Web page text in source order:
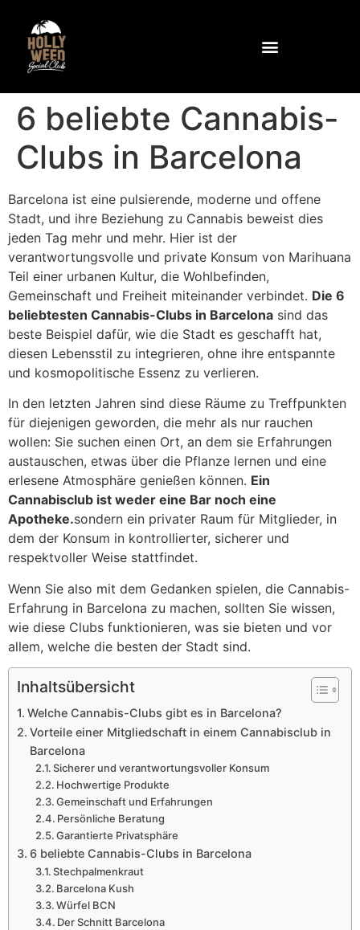
6 beliebte Cannabis-
Clubs in Barcelona
Barcelona ist eine pulsierende, moderne und offene
Stadt, und ihre Beziehung zu Cannabis beweist dies
jeden Tag mehr und mehr. Hier ist der
verantwortungsvolle und private Konsum von Marihuana
Teil einer urbanen Kultur, die Wohlbefinden,
Gemeinschaft und Freiheit miteinander verbindet. Die 6
beliebtesten Cannabis-Clubs in Barcelona sind das
beste Beispiel dafür, wie die Stadt es geschafft hat,
diesen Lebensstil zu integrieren, ohne ihre entspannte
und kosmopolitische Essenz zu verlieren.
In den letzten Jahren sind diese Räume zu Treffpunkten
für diejenigen geworden, die mehr als nur rauchen
wollen: Sie suchen einen Ort, an dem sie Erfahrungen
austauschen, etwas über die Pflanze lernen und eine
erlesene Atmosphäre genießen können. Ein
Cannabisclub ist weder eine Bar noch eine
Apotheke.sondern ein privater Raum für Mitglieder, in
dem der Konsum in kontrollierter, sicherer und
respektvoller Weise stattfindet.
Wenn Sie also mit dem Gedanken spielen, die Cannabis-
Erfahrung in Barcelona zu machen, sollten Sie wissen,
wie diese Clubs funktionieren, was sie bieten und vor
allem, welche die besten der Stadt sind.
Inhaltsübersicht
Welche Cannabis-Clubs gibt es in Barcelona?
Vorteile einer Mitgliedschaft in einem Cannabisclub in
Barcelona
Sicherer und verantwortungsvoller Konsum
Hochwertige Produkte
Gemeinschaft und Erfahrungen
Persönliche Beratung
Garantierte Privatsphäre
6 beliebte Cannabis-Clubs in Barcelona
Stechpalmenkraut
Barcelona Kush
Würfel BCN
Der Schnitt Barcelona